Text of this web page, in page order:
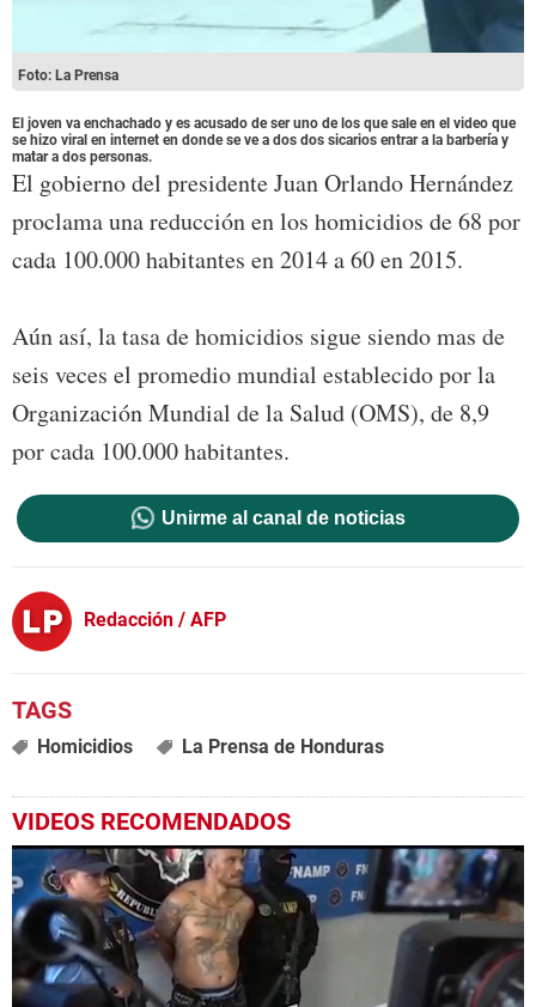
Foto: La Prensa
El joven va enchachado y es acusado de ser uno de los que sale en el video que
se hizo viral en internet en donde se ve a dos dos sicarios entrar a la barbería y
matar a dos personas.
El gobierno del presidente Juan Orlando Hernández
proclama una reducción en los homicidios de 68 por
cada 100.000 habitantes en 2014 a 60 en 2015.
Aún así, la tasa de homicidios sigue siendo mas de
seis veces el promedio mundial establecido por la
Organización Mundial de la Salud (OMS), de 8,9
por cada 100.000 habitantes.
Unirme al canal de noticias
Redacción / AFP
Homicidios La Prensa de Honduras
VIDEOS RECOMENDADOS